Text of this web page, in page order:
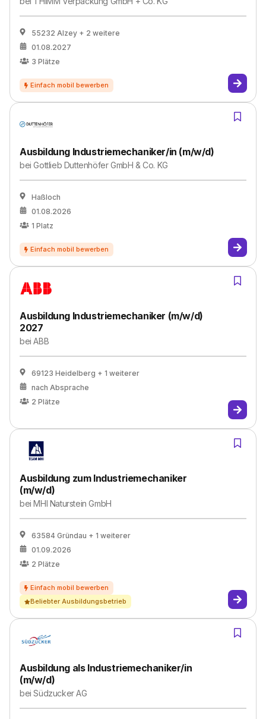
55232 Alzey + 2 weitere
01.08.2027
3 Plätze
Ausbildung Industriemechaniker/in (m/w/d)
beiGottlieb Duttenhöfer GmbH & Co. KG
Haßloch
01.08.2026
1 Platz
Ausbildung Industriemechaniker (m/w/d)
2027
beiABB
69123 Heidelberg + 1 weiterer
nach Absprache
2 Plätze
Ausbildung zum Industriemechaniker
(m/w/d)
beiMHI Naturstein GmbH
63584 Gründau + 1 weiterer
01.09.2026
2 Plätze
Beliebter Ausbildungsbetrieb
Ausbildung als Industriemechaniker/in
(m/w/d)
beiSüdzucker AG